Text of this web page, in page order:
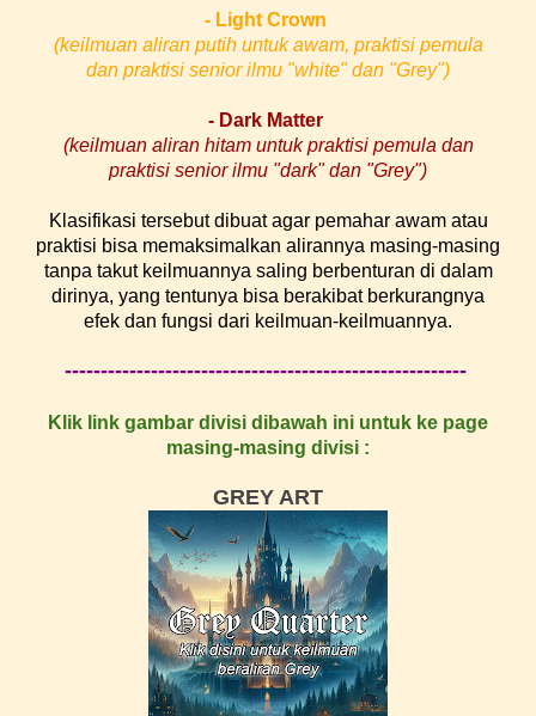
- Light Crown
(keilmuan aliran putih untuk awam, praktisi pemula
dan praktisi senior ilmu "white" dan "Grey")
- Dark Matter
(keilmuan aliran hitam untuk praktisi pemula dan
praktisi senior ilmu "dark" dan "Grey")
Klasifikasi tersebut dibuat agar pemahar awam atau
praktisi bisa memaksimalkan alirannya masing-masing
tanpa takut keilmuannya saling berbenturan di dalam
dirinya, yang tentunya bisa berakibat berkurangnya
efek dan fungsi dari keilmuan-keilmuannya.
--------------------------------------------------------
Klik link gambar divisi dibawah ini untuk ke page
masing-masing divisi :
GREY ART